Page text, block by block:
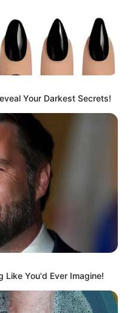
Your Darkest Secrets!
Like You'd Ever Imagine!